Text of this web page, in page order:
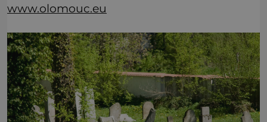
www.olomouc.eu